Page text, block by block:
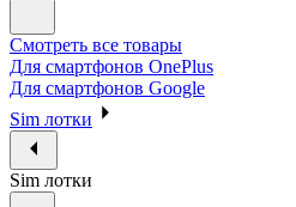
Смотреть все товары
Для смартфонов OnePlus
Для смартфонов Google
Sim лотки
Sim лотки